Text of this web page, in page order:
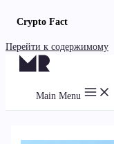
Crypto Fact
Перейти к содержимому
Main Menu